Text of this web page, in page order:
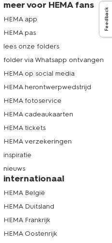
Feedback
meer voor HEMA fans
HEMA app
HEMA pas
lees onze folders
folder via Whatsapp ontvangen
HEMA op social media
HEMA herontwerpwedstrijd
HEMA fotoservice
HEMA cadeaukaarten
HEMA tickets
HEMA verzekeringen
inspiratie
nieuws
internationaal
HEMA België
HEMA Duitsland
HEMA Frankrijk
HEMA Oostenrijk